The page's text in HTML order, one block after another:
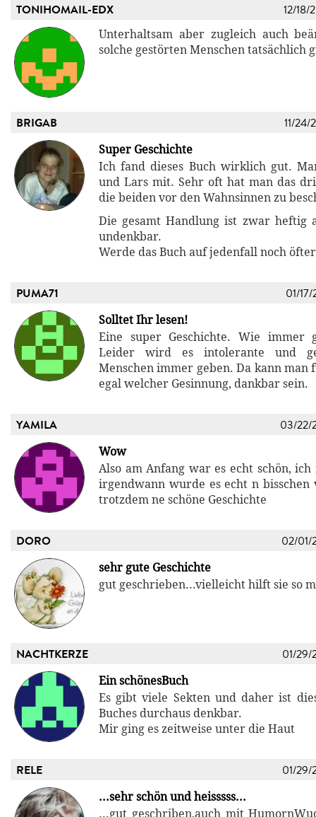
TONIHOMAIL-EDX 12/18/
Unterhaltsam aber zugleich auch
solche gestörten Menschen tatsächlich
BRIGAB 11/24/
Super Geschichte
Ich fand dieses Buch wirklich gut.
und Lars mit. Sehr oft hat man das
die beiden vor den Wahnsinnen zu
Die gesamt Handlung ist zwar heftig
undenkbar.
Werde das Buch auf jedenfall noch
PUMA71 01/
Solltet Ihr lesen!
Eine super Geschichte. Wie immer
Leider wird es intolerante und
Menschen immer geben. Da kann man
egal welcher Gesinnung, dankbar sein.
YAMILA 03/22/
Wow
Also am Anfang war es echt schön, ich
irgendwann wurde es echt n bisschen
trotzdem ne schöne Geschichte
DORO 02/01/
sehr gute Geschichte
gut geschrieben...vielleicht hilft sie so
NACHTKERZE 01/29/
Ein schönesBuch
Es gibt viele Sekten und daher ist
Buches durchaus denkbar.
Mir ging es zeitweise unter die Haut
RELE 01/29/
...sehr schön und heisssss...
...gut geschriben,auch mit